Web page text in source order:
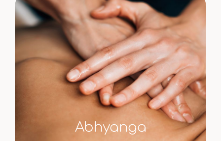
Abhyanga